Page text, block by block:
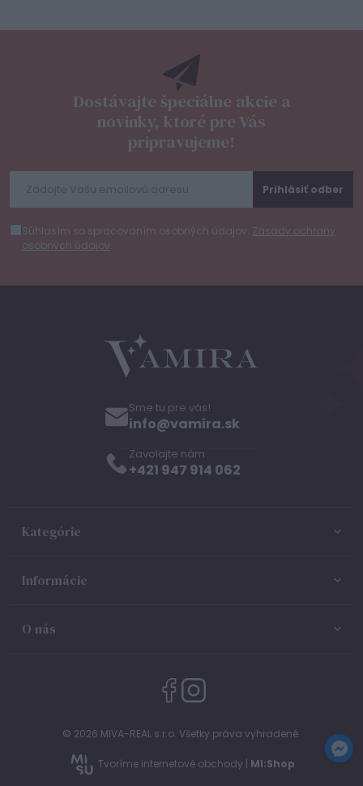
Dostávajte špeciálne akcie a
novinky, ktoré pre Vás
pripravujeme!
Súhlasím so spracovaním osobných údajov. Zásady ochrany
osobných údajov.
Prihlásiť odber
Sme tu pre vás!
info@vamira.sk
Zavolajte nám
+421 947 914 062
Kategórie
Informácie
O nás
© 2026 MIVA-REAL s.r.o. Všetky práva vyhradené.
Tvoríme internetové obchody | MI:Shop